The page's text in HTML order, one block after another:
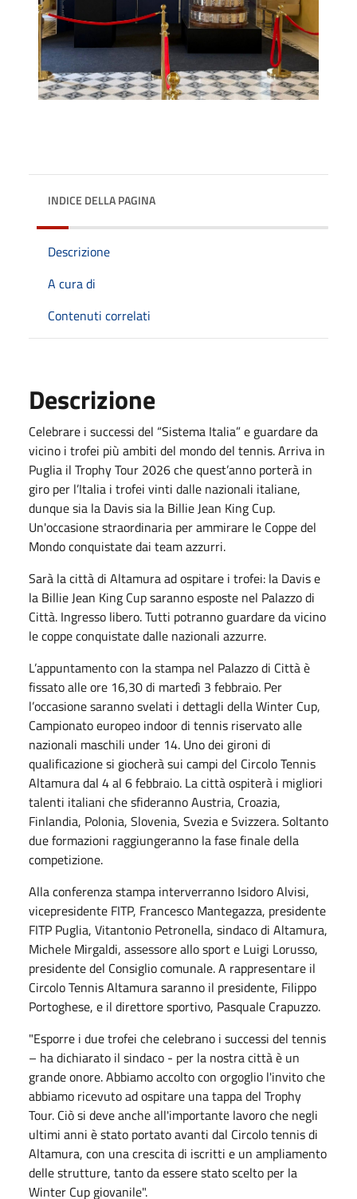
INDICE DELLA PAGINA
Descrizione
A cura di
Contenuti correlati
Descrizione
Celebrare i successi del “Sistema Italia” e guardare da
vicino i trofei più ambiti del mondo del tennis. Arriva in
Puglia il Trophy Tour 2026 che quest’anno porterà in
giro per l’Italia i trofei vinti dalle nazionali italiane,
dunque sia la Davis sia la Billie Jean King Cup.
Un'occasione straordinaria per ammirare le Coppe del
Mondo conquistate dai team azzurri.
Sarà la città di Altamura ad ospitare i trofei: la Davis e
la Billie Jean King Cup saranno esposte nel Palazzo di
Città. Ingresso libero. Tutti potranno guardare da vicino
le coppe conquistate dalle nazionali azzurre.
L’appuntamento con la stampa nel Palazzo di Città è
fissato alle ore 16,30 di martedì 3 febbraio. Per
l’occasione saranno svelati i dettagli della Winter Cup,
Campionato europeo indoor di tennis riservato alle
nazionali maschili under 14. Uno dei gironi di
qualificazione si giocherà sui campi del Circolo Tennis
Altamura dal 4 al 6 febbraio. La città ospiterà i migliori
talenti italiani che sfideranno Austria, Croazia,
Finlandia, Polonia, Slovenia, Svezia e Svizzera. Soltanto
due formazioni raggiungeranno la fase finale della
competizione.
Alla conferenza stampa interverranno Isidoro Alvisi,
vicepresidente FITP, Francesco Mantegazza, presidente
FITP Puglia, Vitantonio Petronella, sindaco di Altamura,
Michele Mirgaldi, assessore allo sport e Luigi Lorusso,
presidente del Consiglio comunale. A rappresentare il
Circolo Tennis Altamura saranno il presidente, Filippo
Portoghese, e il direttore sportivo, Pasquale Crapuzzo.
"Esporre i due trofei che celebrano i successi del tennis
– ha dichiarato il sindaco - per la nostra città è un
grande onore. Abbiamo accolto con orgoglio l'invito che
abbiamo ricevuto ad ospitare una tappa del Trophy
Tour. Ciò si deve anche all'importante lavoro che negli
ultimi anni è stato portato avanti dal Circolo tennis di
Altamura, con una crescita di iscritti e un ampliamento
delle strutture, tanto da essere stato scelto per la
Winter Cup giovanile".